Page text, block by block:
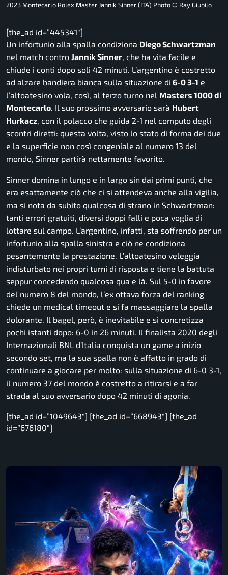
2023 Montecarlo Rolex Master Jannik Sinner (ITA) Photo © Ray Giubilo
[the_ad id=”445341″]
Un infortunio alla spalla condiziona Diego Schwartzman
nel match contro Jannik Sinner, che ha vita facile e
chiude i conti dopo soli 42 minuti. L’argentino è costretto
ad alzare bandiera bianca sulla situazione di 6-0 3-1 e
l’altoatesino vola, così, al terzo turno nel Masters 1000 di
Montecarlo. Il suo prossimo avversario sarà Hubert
Hurkacz, con il polacco che guida 2-1 nel computo degli
scontri diretti: questa volta, visto lo stato di forma dei due
e la superficie non così congeniale al numero 13 del
mondo, Sinner partirà nettamente favorito.
Sinner domina in lungo e in largo sin dai primi punti, che
era esattamente ciò che ci si attendeva anche alla vigilia,
ma si nota da subito qualcosa di strano in Schwartzman:
tanti errori gratuiti, diversi doppi falli e poca voglia di
lottare sul campo. L’argentino, infatti, sta soffrendo per un
infortunio alla spalla sinistra e ciò ne condiziona
pesantemente la prestazione. L’altoatesino veleggia
indisturbato nei propri turni di risposta e tiene la battuta
seppur concedendo qualcosa qua e là. Sul 5-0 in favore
del numero 8 del mondo, l’ex ottava forza del ranking
chiede un medical timeout e si fa massaggiare la spalla
dolorante. Il bagel, però, è inevitabile e si concretizza
pochi istanti dopo: 6-0 in 26 minuti. Il finalista 2020 degli
Internazionali BNL d’Italia conquista un game a inizio
secondo set, ma la sua spalla non è affatto in grado di
continuare a giocare per molto: sulla situazione di 6-0 3-1,
il numero 37 del mondo è costretto a ritirarsi e a far
strada al suo avversario dopo 42 minuti di agonia.
[the_ad id=”1049643″] [the_ad id=”668943″] [the_ad
id=”676180″]